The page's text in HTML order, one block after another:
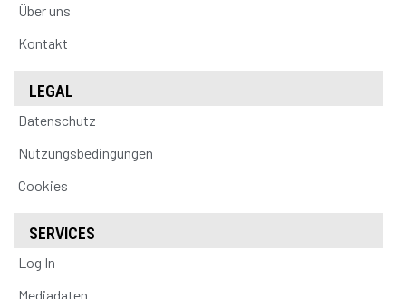
Über uns
Kontakt
LEGAL
Datenschutz
Nutzungsbedingungen
Cookies
SERVICES
Log In
Mediadaten